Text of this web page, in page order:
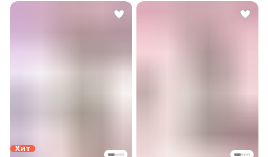
Хит